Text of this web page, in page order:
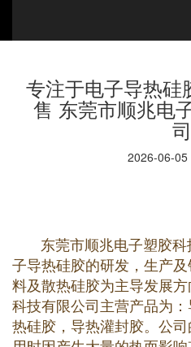
专注于电子导热硅
售 东莞市顺兆电
司
2026-06-05
东莞市顺兆电子塑胶科
子导热硅胶的研发，生产
料及散热硅胶为主导发展
科技有限公司主营产品为
热硅胶，导热灌封胶。公